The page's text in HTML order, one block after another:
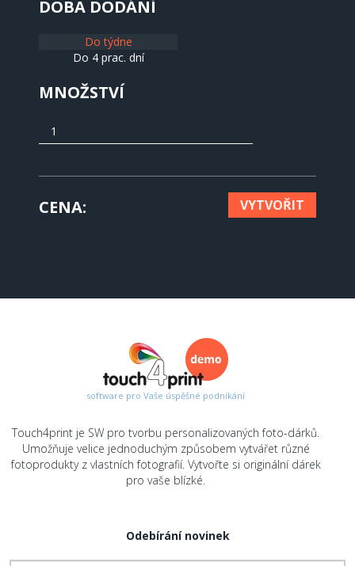
DOBA DODÁNÍ
Do týdne
Do 4 prac. dní
MNOŽSTVÍ
CENA VYTVOŘIT
software pro Vaše úspěšné podnikání
Touch4print je SW pro tvorbu personalizovaných foto-dárků.
Umožňuje velice jednoduchým způsobem vytvářet různé
fotoprodukty z vlastních fotografií. Vytvořte si originální dárek
pro vaše blízké.
Odebírání novinek